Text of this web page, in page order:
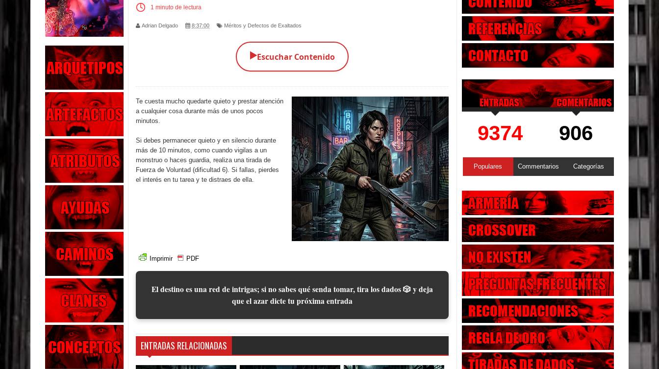
Parte 02: Los Muertos Gobiernan a los Vivos
Parte 01: Escondido a Plena Luz
Parte 02: El Enemigo de mi Enemigo
Parte 06: Coletazos
Parte 05: Los Horrores del Infierno
Parte 04: Oídos Sordos
Parte 03: La Traición
Parte 02: Vuelve el Hijo Prodigo
Parte 03: Reflexiones
1 minuto de lectura
Adrian Delgado 8:37:00 Méritos y Defectos de Exaltados
▶️Escuchar Contenido
Te cuesta mucho quedarte quieto y prestar atención
a cualquier cosa durante más de unos pocos
minutos.
Si debes permanecer quieto y en silencio durante
más de 10 minutos, como cuando vigilas a un
monstruo o haces guardia, realiza una tirada de
Fuerza de Voluntad (dificultad 6). Si fallas, pierdes
el interés en tu tarea y te distraes de ella.
Imprimir PDF
El destino es una red de intrigas; si no sabes qué senda tomar, tira los dados 🎲 y deja
que el azar dicte tu próxima entrada
ENTRADAS RELACIONADAS
9374 906
Populares Commentarios Categorías